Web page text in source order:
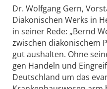
Dr. Wolfgang Gern,
Diakonischen Werks in
in seiner Rede: „Bernd
zwischen diakonischem
gut aushalten. Ohne
gen Handeln und
Deutschland um das